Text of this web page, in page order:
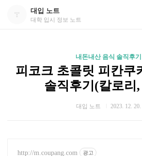
대입 노트
대학 입시 정보 노트
내돈내산 음식 솔직후기
피코크 초콜릿 피칸쿠
솔직후기(칼로리
대입 노트 2023. 12. 20.
http://m.coupang.com 광고